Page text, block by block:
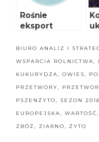
Rośnie
eksport
–
BIURO ANALIZ I
WSPARCIA ROLNICTWA,
KUKURYDZA,OWIES,
PRZETWORY,
PSZENŻYTO, SEZON
EUROPEJSKA,WARTOŚĆ
ZBÓŻ, ZIARNO,ŻYTO